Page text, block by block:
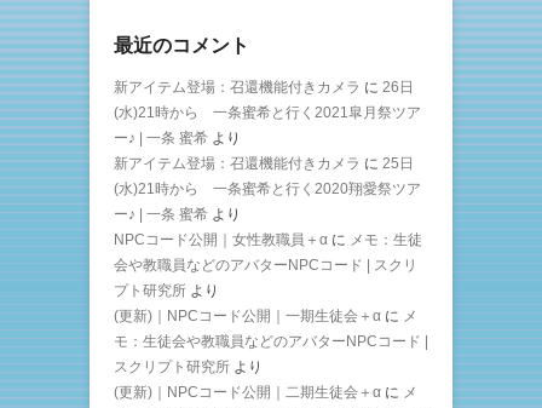
最近のコメント
新アイテム登場：召還機能付きカメラ に 26日
(水)21時から 一条蜜希と行く2021皐月祭ツア
ー♪ | 一条 蜜希 より
新アイテム登場：召還機能付きカメラ に 25日
(水)21時から 一条蜜希と行く2020翔愛祭ツア
ー♪ | 一条 蜜希 より
NPCコード公開｜女性教職員＋α に メモ：生徒
会や教職員などのアバターNPCコード | スクリ
プト研究所 より
(更新)｜NPCコード公開｜一期生徒会＋α に メ
モ：生徒会や教職員などのアバターNPCコード |
スクリプト研究所 より
(更新)｜NPCコード公開｜二期生徒会＋α に メ